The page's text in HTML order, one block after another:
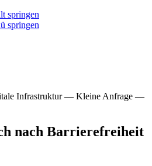
springen
springen
Infrastruktur — Kleine Anfrage —
nach Barrierefreiheit